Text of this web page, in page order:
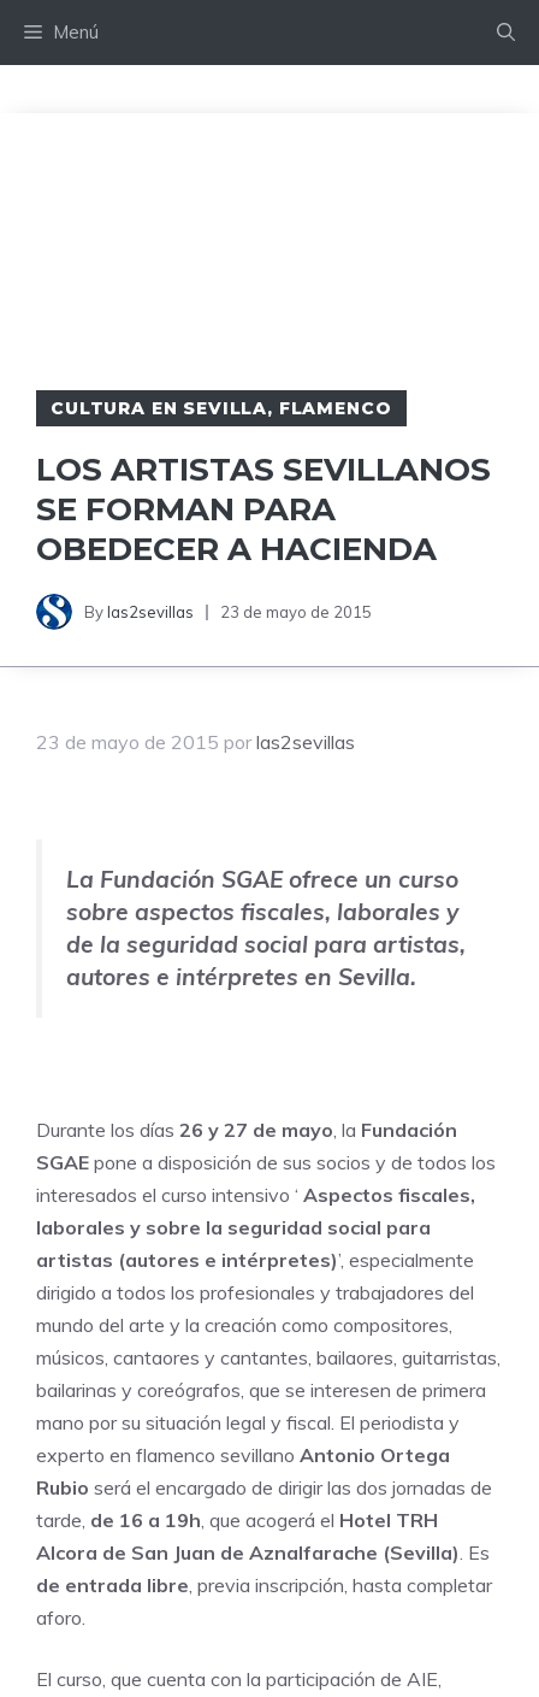
Menú
CULTURA EN SEVILLA, FLAMENCO
LOS ARTISTAS SEVILLANOS
SE FORMAN PARA
OBEDECER A HACIENDA
Bylas2sevillas 23 de mayo de 2015
23 de mayo de 2015 por las2sevillas
La Fundación SGAE ofrece un curso
sobre aspectos fiscales, laborales y
de la seguridad social para artistas,
autores e intérpretes en Sevilla.
Durante los días 26 y 27 de mayo , la Fundación
SGAE pone a disposición de sus socios y de todos los
interesados el curso intensivo ‘ Aspectos fiscales,
laborales y sobre la seguridad social para
artistas (autores e intérpretes)’, especialmente
dirigido a todos los profesionales y trabajadores del
mundo del arte y la creación como compositores,
músicos, cantaores y cantantes, bailaores, guitarristas,
bailarinas y coreógrafos, que se interesen de primera
mano por su situación legal y fiscal. El periodista y
experto en flamenco sevillano Antonio Ortega
Rubio será el encargado de dirigir las dos jornadas de
tarde, de 16 a 19h , que acogerá el Hotel TRH
Alcora de San Juan de Aznalfarache (Sevilla) . Es
de entrada libre previa inscripción , hasta completar
aforo.
El curso, que cuenta con la participación de AIE,